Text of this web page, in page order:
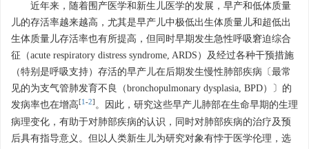
近年来，随着围产医学和新生儿医学的发展，早产和低体质量
儿的存活率越来越高，尤其是早产儿中极低出生体质量儿和超低出
生体质量儿存活率也有所提高，但同时早期发生急性呼吸窘迫综合
征（acute respiratory distress syndrome, ARDS）及经过各种干预措施
（特别是呼吸支持）存活的早产儿在后期发生慢性肺部疾病〔最常
见的为支气管肺发育不良（bronchopulmonary dysplasia, BPD）〕的
发病率也在增高[1-2] 。因此，研究这些早产儿肺部在生命早期的生理
病理变化，有助于对肺部疾病的认识，同时对肺部疾病的治疗及预
后具有指导意义。但以人类新生儿为研究对象有悖于医学伦理，选